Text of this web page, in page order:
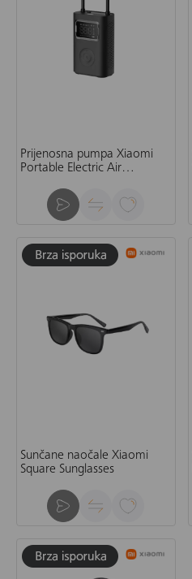
Prijenosna pumpa Xiaomi
Portable Electric Air
Sunčane naočale Xiaomi
Square Sunglasses